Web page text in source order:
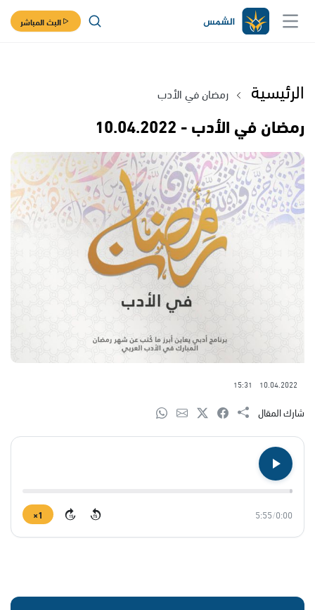
البث المباشر
الرئيسية رمضان في الأدب
رمضان في الأدب - 10.04.2022
10.04.2022
15:31
شارك المقال
0:00
/
5:55
15
15
1×